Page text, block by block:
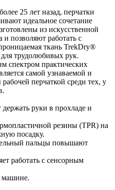
25 лет назад, перчатки
идеальное сочетание
из искусственной
позволяют работать с
ткань TrekDry®
трудолюбивых рук.
спектром практических
самой узнаваемой и
перчаткой среди тех, у
руки в прохладе и
резины (TPR) на
посадку.
пальцы повышают
работать с сенсорным
машине.